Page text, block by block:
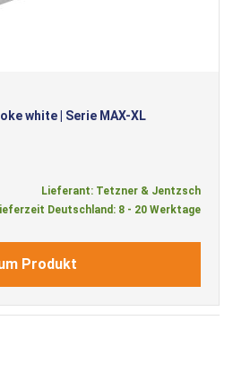
white | Serie MAX-XL
Lieferant: Tetzner & Jentzsch
Deutschland: 8 - 20 Werktage
Produkt